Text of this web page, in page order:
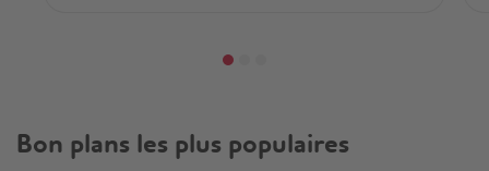
Bon plans les plus populaires